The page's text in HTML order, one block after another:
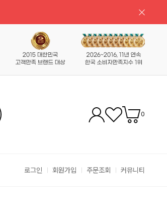
0
로그인 회원가입 주문조회 커뮤니티